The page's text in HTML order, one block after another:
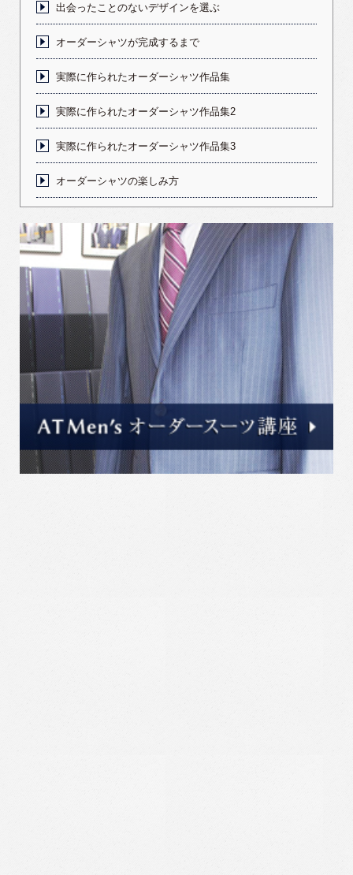
出会ったことのないデザインを選ぶ
オーダーシャツが完成するまで
実際に作られたオーダーシャツ作品集
実際に作られたオーダーシャツ作品集2
実際に作られたオーダーシャツ作品集3
オーダーシャツの楽しみ方